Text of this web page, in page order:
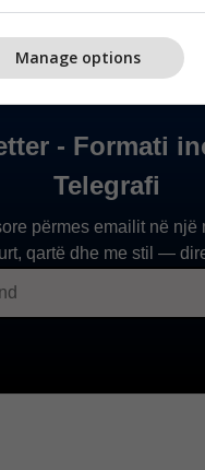
Manage options